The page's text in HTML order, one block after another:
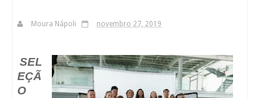
Moura Nápoli novembro 27, 2019
SEL
EÇÃ
O